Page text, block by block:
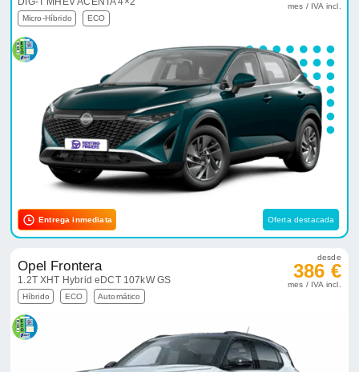
Micro-Híbrido ECO
mes / IVA incl.
Entrega inmediata Oferta destacada
Opel Frontera
1.2T XHT Hybrid eDCT 107kW GS
Híbrido ECO Automático
desde
386 €
mes / IVA incl.